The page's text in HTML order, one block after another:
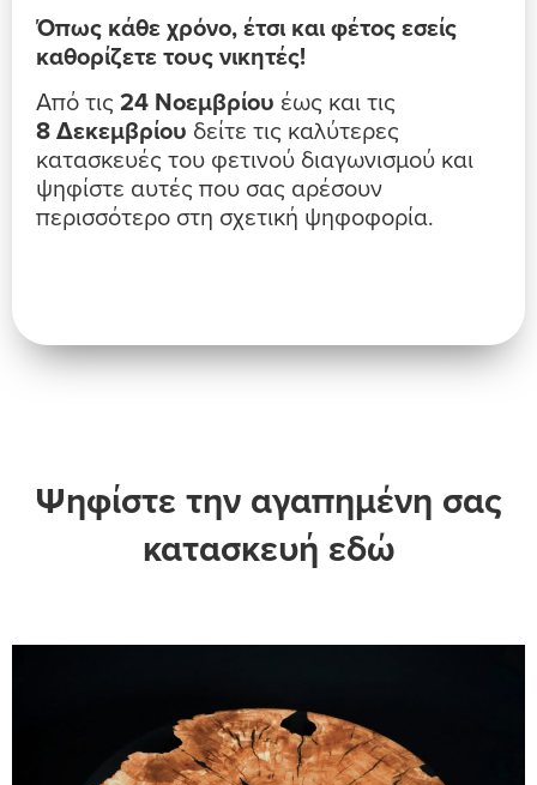
Όπως κάθε χρόνο, έτσι και φέτος εσείς
καθορίζετε τους νικητές!
Από τις 24 Νοεμβρίου έως και τις
8 Δεκεμβρίου δείτε τις καλύτερες
κατασκευές του φετινού διαγωνισμού και
ψηφίστε αυτές που σας αρέσουν
περισσότερο στη σχετική ψηφοφορία.
Ψηφίστε την αγαπημένη σας
κατασκευή εδώ